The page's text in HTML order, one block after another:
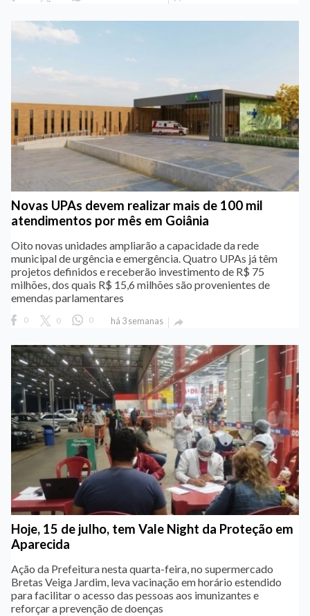
Novas UPAs devem realizar mais de 100 mil
atendimentos por mês em Goiânia
Oito novas unidades ampliarão a capacidade da rede
municipal de urgência e emergência. Quatro UPAs já têm
projetos definidos e receberão investimento de R$ 75
milhões, dos quais R$ 15,6 milhões são provenientes de
emendas parlamentares
0 0 0 há 3 semanas 
Hoje, 15 de julho, tem Vale Night da Proteção em
Aparecida
Ação da Prefeitura nesta quarta-feira, no supermercado
Bretas Veiga Jardim, leva vacinação em horário estendido
para facilitar o acesso das pessoas aos imunizantes e
reforçar a prevenção de doenças